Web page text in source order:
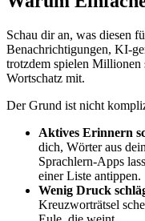
Schau dir an, was diesen
Benachrichtigungen, KI-
trotzdem spielen Millionen
Wortschatz mit.
Der Grund ist nicht
Aktives Erinnern
dich, Wörter aus
Sprachlern-Apps
einer Liste antippen.
Wenig Druck
Kreuzworträtsel